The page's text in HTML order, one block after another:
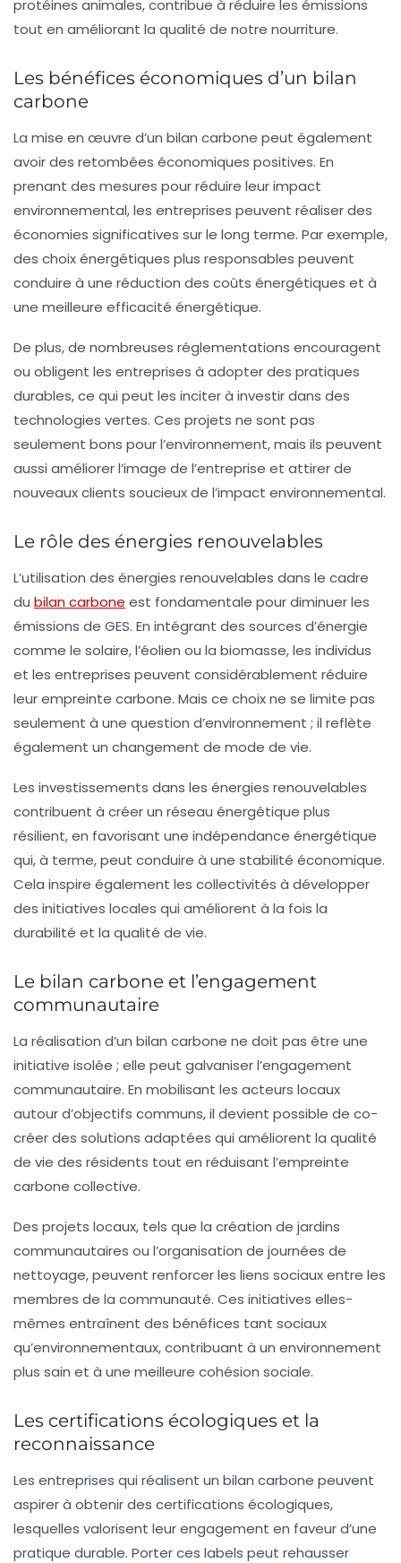
protéines animales, contribue à réduire les émissions
tout en améliorant la qualité de notre nourriture.
Les bénéfices économiques d’un bilan
carbone
La mise en œuvre d’un bilan carbone peut également
avoir des retombées économiques positives. En
prenant des mesures pour réduire leur impact
environnemental, les entreprises peuvent réaliser des
économies significatives sur le long terme. Par exemple,
des choix énergétiques plus responsables peuvent
conduire à une réduction des coûts énergétiques et à
une meilleure efficacité énergétique.
De plus, de nombreuses réglementations encouragent
ou obligent les entreprises à adopter des pratiques
durables, ce qui peut les inciter à investir dans des
technologies vertes. Ces projets ne sont pas
seulement bons pour l’environnement, mais ils peuvent
aussi améliorer l’image de l’entreprise et attirer de
nouveaux clients soucieux de l’impact environnemental.
Le rôle des énergies renouvelables
L’utilisation des énergies renouvelables dans le cadre
du bilan carbone est fondamentale pour diminuer les
émissions de GES. En intégrant des sources d’énergie
comme le solaire, l’éolien ou la biomasse, les individus
et les entreprises peuvent considérablement réduire
leur empreinte carbone. Mais ce choix ne se limite pas
seulement à une question d’environnement ; il reflète
également un changement de mode de vie.
Les investissements dans les énergies renouvelables
contribuent à créer un réseau énergétique plus
résilient, en favorisant une indépendance énergétique
qui, à terme, peut conduire à une stabilité économique.
Cela inspire également les collectivités à développer
des initiatives locales qui améliorent à la fois la
durabilité et la qualité de vie.
Le bilan carbone et l’engagement
communautaire
La réalisation d’un bilan carbone ne doit pas être une
initiative isolée ; elle peut galvaniser l’engagement
communautaire. En mobilisant les acteurs locaux
autour d’objectifs communs, il devient possible de co-
créer des solutions adaptées qui améliorent la qualité
de vie des résidents tout en réduisant l’empreinte
carbone collective.
Des projets locaux, tels que la création de jardins
communautaires ou l’organisation de journées de
nettoyage, peuvent renforcer les liens sociaux entre les
membres de la communauté. Ces initiatives elles-
mêmes entraînent des bénéfices tant sociaux
qu’environnementaux, contribuant à un environnement
plus sain et à une meilleure cohésion sociale.
Les certifications écologiques et la
reconnaissance
Les entreprises qui réalisent un bilan carbone peuvent
aspirer à obtenir des certifications écologiques,
lesquelles valorisent leur engagement en faveur d’une
pratique durable. Porter ces labels peut rehausser